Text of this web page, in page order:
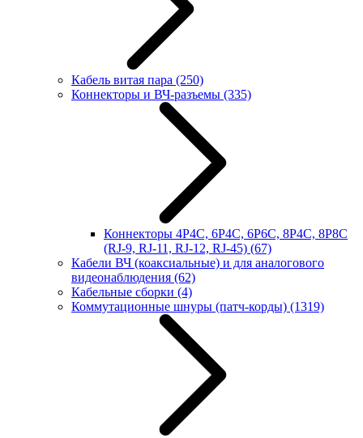
Кабель витая пара (250)
Коннекторы и ВЧ-разъемы (335)
Коннекторы 4P4C, 6P4C, 6P6C, 8P4C, 8P8C
(RJ-9, RJ-11, RJ-12, RJ-45) (67)
Кабели ВЧ (коаксиальные) и для аналогового
видеонаблюдения (62)
Кабельные сборки (4)
Коммутационные шнуры (патч-корды) (1319)